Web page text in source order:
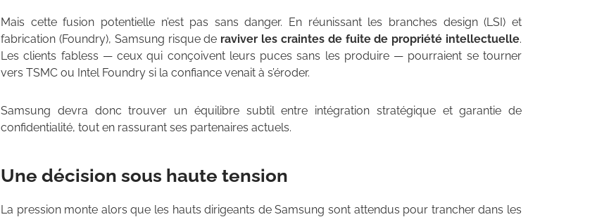
Mais cette fusion potentielle n’est pas sans danger. En réunissant les branches design (LSI) et
fabrication (Foundry), Samsung risque de raviver les craintes de fuite de propriété intellectuelle.
Les clients fabless — ceux qui conçoivent leurs puces sans les produire — pourraient se tourner
vers TSMC ou Intel Foundry si la confiance venait à s’éroder.
Samsung devra donc trouver un équilibre subtil entre intégration stratégique et garantie de
confidentialité, tout en rassurant ses partenaires actuels.
Une décision sous haute tension
La pression monte alors que les hauts dirigeants de Samsung sont attendus pour trancher dans les